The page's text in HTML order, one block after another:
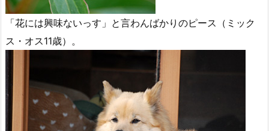
「花には興味ないっす」と言わんばかりのピース（ミック
ス・オス11歳）。